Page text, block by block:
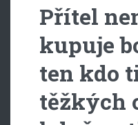
Přítel
kupuje
ten kdo
těžkých